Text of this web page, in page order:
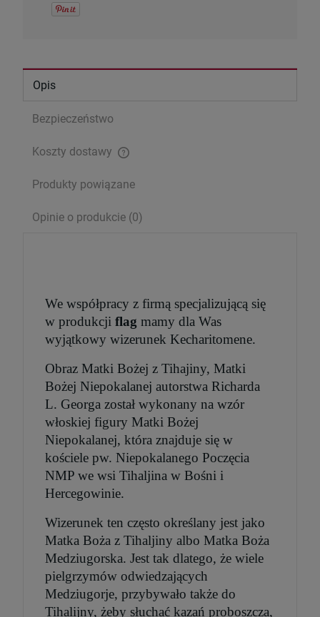
Opis
Bezpieczeństwo
Koszty dostawy
Produkty powiązane
Opinie o produkcie (0)
We współpracy z firmą specjalizującą się
w produkcji flag mamy dla Was
wyjątkowy wizerunek Kecharitomene.
Obraz Matki Bożej z Tihajiny, Matki
Bożej Niepokalanej autorstwa Richarda
L. Georga został wykonany na wzór
włoskiej figury Matki Bożej
Niepokalanej, która znajduje się w
kościele pw. Niepokalanego Poczęcia
NMP we wsi Tihaljina w Bośni i
Hercegowinie.
Wizerunek ten często określany jest jako
Matka Boża z Tihaljiny albo Matka Boża
Medziugorska. Jest tak dlatego, że wiele
pielgrzymów odwiedzających
Medziugorje, przybywało także do
Tihalijny, żeby słuchać kazań proboszcza,